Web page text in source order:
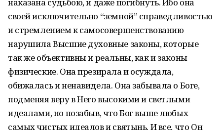
своей исключительно “земной” справедливостью
и стремлением к самосовершенствованию
нарушила Высшие духовные законы, которые
так же объективны и реальны, как и законы
физические. Она презирала и осуждала,
обижалась и ненавидела. Она забывала о Боге,
подменяя веру в Него высокими и светлыми
идеалами, но позабыв, что Бог выше любых
самых чистых идеалов и святынь. И все, что Он